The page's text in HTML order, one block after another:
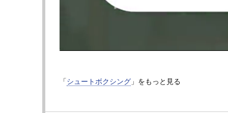
KO 1R1分45秒 ※左ボディ
SB初出場となるMMAとの二刀流韓国人ファ
「シュートボクシング 」をもっと見る